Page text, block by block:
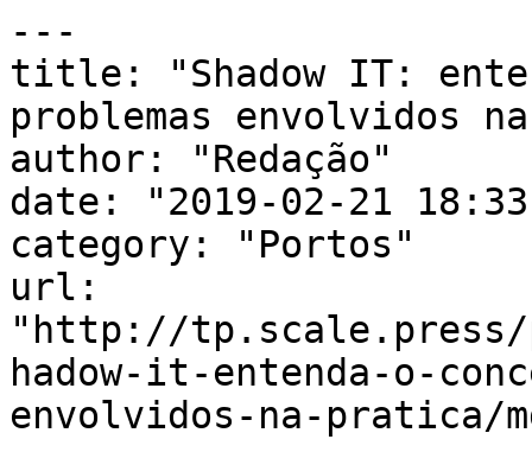
---
title: "Shadow IT:
problemas envolvidos
author: "Redação"
date: "2019-02-21
category: "Portos"
url:
"http://tp.scale.press/
hadow-it-entenda-o-
envolvidos-na-pratica/